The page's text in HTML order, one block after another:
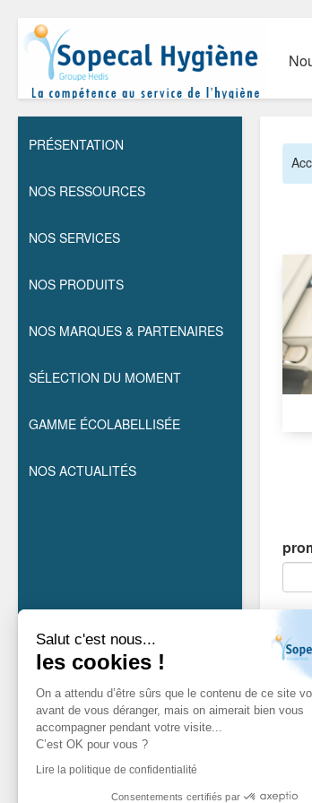
Salut c'est nous...
les cookies !
On a attendu d’être sûrs que le contenu de ce site
avant de vous déranger, mais on aimerait bien vous
accompagner pendant votre visite...
C’est OK pour vous ?
Lire la politique de confidentialité
Consentements certifiés par
PRÉSENTATION
NOS RESSOURCES
NOS SERVICES
NOS PRODUITS
NOS MARQUES & PARTENAIRES
SÉLECTION DU MOMENT
GAMME ÉCOLABELLISÉE
NOS ACTUALITÉS